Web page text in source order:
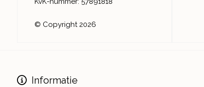
© Copyright 2026
Informatie